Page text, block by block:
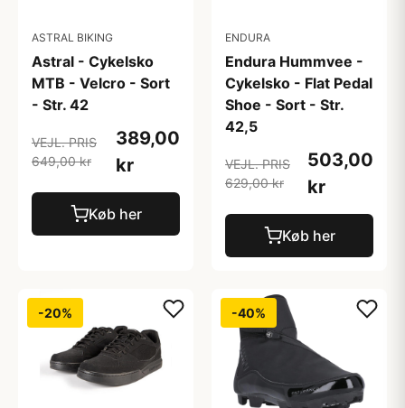
ASTRAL BIKING
Astral - Cykelsko
MTB - Velcro - Sort
- Str. 42
VEJL. PRIS
649,00 kr
389,00
kr
Køb her
ENDURA
Endura Hummvee -
Cykelsko - Flat Pedal
Shoe - Sort - Str.
42,5
VEJL. PRIS
629,00 kr
503,00
kr
Køb her
-20% -40%